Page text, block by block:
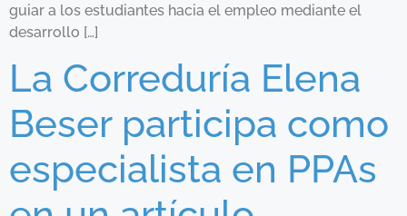
guiar a los estudiantes hacia el empleo mediante el
desarrollo […]
La Correduría Elena
Beser participa como
especialista en PPAs